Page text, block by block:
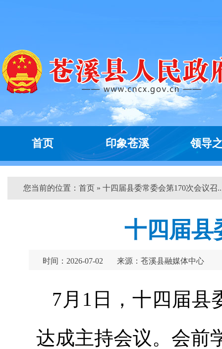
首页 印象苍溪 领导
您当前的位置： 首页 » 十四届县委常委会第170次会议召
十四届县
时间：2026-07-02 来源：苍溪县融媒体中心
7月1日，十四届县
达成主持会议。会前